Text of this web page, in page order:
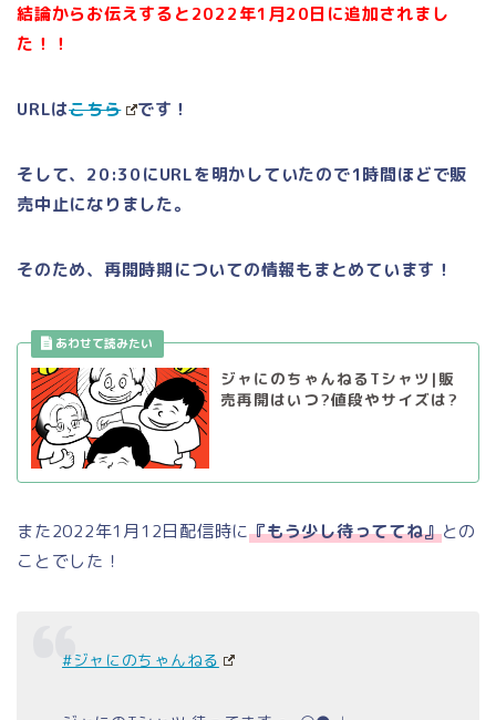
結論からお伝えすると2022年1月20日に追加されまし
た！！
URLはこちら です！
そして、20:30にURLを明かしていたので1時間ほどで販
売中止になりました。
そのため、再開時期についての情報もまとめています！
ジャにのちゃんねるTシャツ|販
売再開はいつ?値段やサイズは?
また2022年1月12日配信時に『もう少し待っててね』との
ことでした！
#ジャにのちゃんねる